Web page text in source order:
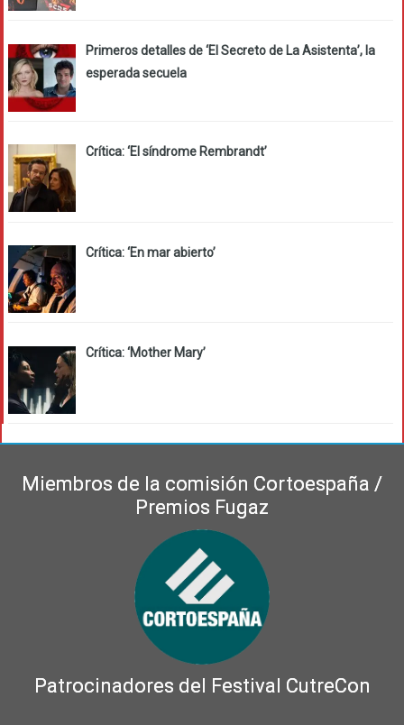
Primeros detalles de ‘El Secreto de La Asistenta’, la
esperada secuela
Crítica: ‘El síndrome Rembrandt’
Crítica: ‘En mar abierto’
Crítica: ‘Mother Mary’
Miembros de la comisión Cortoespaña /
Premios Fugaz
Patrocinadores del Festival CutreCon